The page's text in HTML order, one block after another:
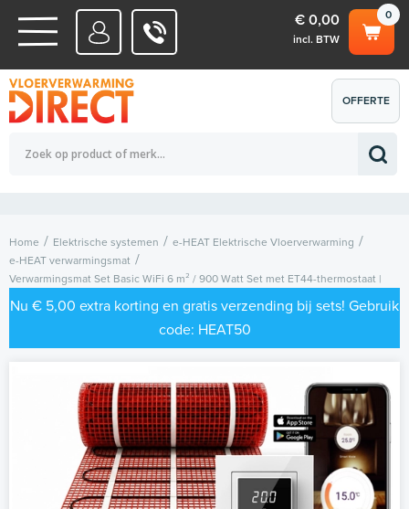
WATERSYSTEMEN
ELEKTRISCHE SYSTEMEN
0
€ 0,00
incl. BTW
Totaalbedrag (incl. BTW) € 0,00
OFFERTE
AANVRAGEN
Home Elektrische systemen
e-HEAT Elektrische Vloerverwarming
e-HEAT verwarmingsmat
Verwarmingsmat Set Basic WiFi 6 m² / 900 Watt Set met ET44-thermostaat |
Nu € 5,00 extra korting en gratis verzending bij sets! Gebruik
code: HEAT50